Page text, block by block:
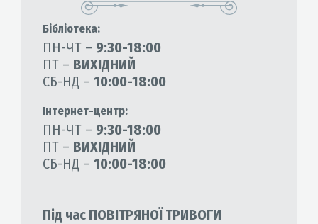
Бiблiотека:
ПН-ЧТ – 9:30-18:00
ПТ – ВИХІДНИЙ
СБ-НД – 10:00-18:00
Інтернет-центр:
ПН-ЧТ – 9:30-18:00
ПТ – ВИХІДНИЙ
СБ-НД – 10:00-18:00
Під час ПОВІТРЯНОЇ ТРИВОГИ